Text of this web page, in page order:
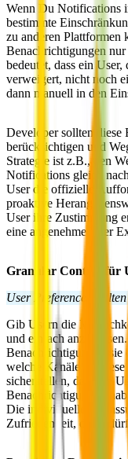
Wenn Du Notifications
bestimmte
zu anderen Plattformen
Benachrichtigungen
bedeutet, dass ein
verweigert, nicht noch
dann manuell in den
Developer sollten diese
berücksichtigen und
Strategie ist z.B., den
Notifications gleich
User die offizielle
proaktive
User ihre Zustimmung
eine angenehme User
Granular Control für
User Preferences
Gib Usern die
und einfach
Benachrichtigungen sie
welche Kanäle sie
sicherstellen, dass die
Benachrichtigungen
Die individuelle
Zufriedenheit, da